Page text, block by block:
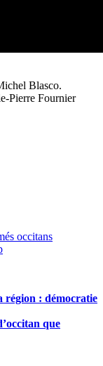
Blasco.
Pierre Fournier
occitans
région : démocratie
que